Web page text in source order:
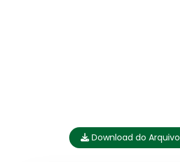
Download do Arquivo